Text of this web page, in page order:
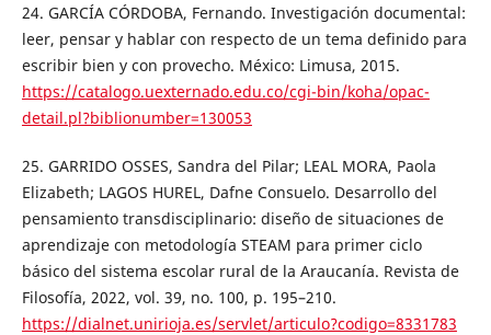
24. GARCÍA CÓRDOBA, Fernando. Investigación documental:
leer, pensar y hablar con respecto de un tema definido para
escribir bien y con provecho. México: Limusa, 2015.
https://catalogo.uexternado.edu.co/cgi-bin/koha/opac-
detail.pl?biblionumber=130053
25. GARRIDO OSSES, Sandra del Pilar; LEAL MORA, Paola
Elizabeth; LAGOS HUREL, Dafne Consuelo. Desarrollo del
pensamiento transdisciplinario: diseño de situaciones de
aprendizaje con metodología STEAM para primer ciclo
básico del sistema escolar rural de la Araucanía. Revista de
Filosofía, 2022, vol. 39, no. 100, p. 195–210.
https://dialnet.unirioja.es/servlet/articulo?codigo=8331783